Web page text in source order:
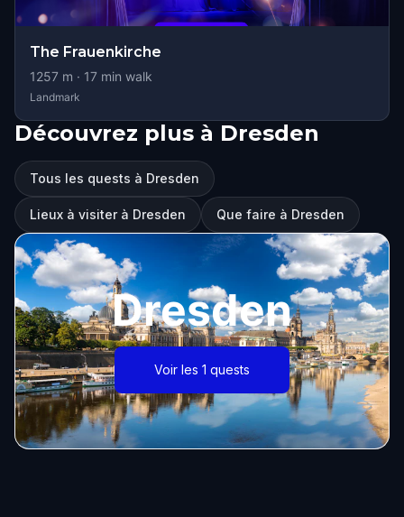
The Frauenkirche
1257 m · 17 min walk
Landmark
Découvrez plus à Dresden
Tous les quests à Dresden
Lieux à visiter à Dresden Que faire à Dresden
Dresden
Voir les 1 quests